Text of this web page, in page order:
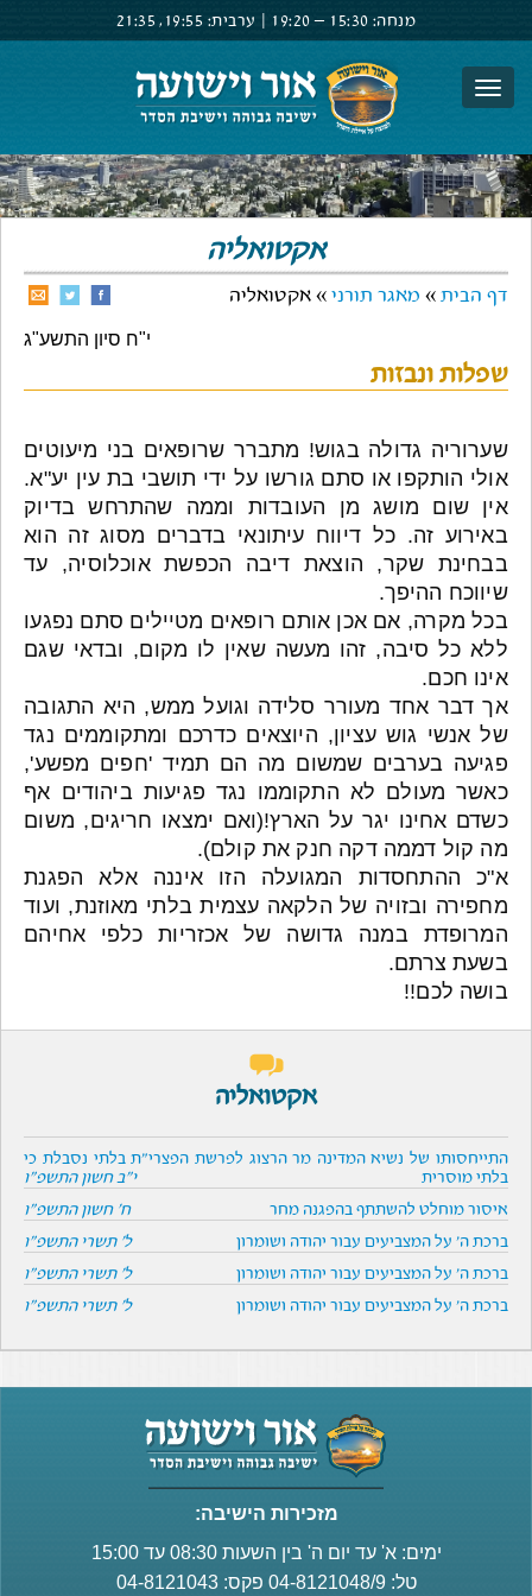
מנחה: 15:30 –
19:20 ערבית: 19:55,
21:35
אקטואליה
דף הבית » מאגר תורני » אקטואליה
י"ח סיון התשע"ג
שפלות ונבזות
שערוריה גדולה בגוש! מתברר שרופאים בני מיעוטים
אולי הותקפו או סתם גורשו על ידי תושבי בת עין יע"א.
אין שום מושג מן העובדות וממה שהתרחש בדיוק
באירוע זה. כל דיווח עיתונאי בדברים מסוג זה הוא
בבחינת שקר, הוצאת דיבה הכפשת אוכלוסיה, עד
שיווכח ההיפך.
בכל מקרה, אם אכן אותם רופאים מטיילים סתם נפגעו
ללא כל סיבה, זהו מעשה שאין לו מקום, ובדאי שגם
אינו חכם.
אך דבר אחד מעורר סלידה וגועל ממש, היא התגובה
של אנשי גוש עציון, היוצאים כדרכם ומתקוממים נגד
פגיעה בערבים שמשום מה הם תמיד 'חפים מפשע',
כאשר מעולם לא התקוממו נגד פגיעות ביהודים אף
כשדם אחינו יגר על הארץ!(ואם ימצאו חריגים, משום
מה קול דממה דקה חנק את קולם).
א"כ ההתחסדות המגועלה הזו איננה אלא הפגנת
מחפירה ובזויה של הלקאה עצמית בלתי מאוזנת, ועוד
המרופדת במנה גדושה של אכזריות כלפי אחיהם
בשעת צרתם.
בושה לכם!!
אקטואליה
התייחסותו של נשיא המדינה מר הרצוג לפרשת הפצרי"ת בלתי נסבלת כי
בלתי מוסרית
י"ב חשון התשפ"ו
איסור מוחלט להשתתף בהפגנה מחר
ח' חשון התשפ"ו
ברכת ה' על המצביעים עבור יהודה ושומרון
ל' תשרי התשפ"ו
ברכת ה' על המצביעים עבור יהודה ושומרון
ל' תשרי התשפ"ו
ברכת ה' על המצביעים עבור יהודה ושומרון
ל' תשרי התשפ"ו
מזכירות הישיבה:
ימים: א' עד יום ה' בין השעות 08:30 עד 15:00
טל: 04-8121048/9 פקס: 04-8121043